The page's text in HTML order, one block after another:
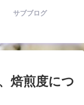
サブブログ
焙煎度につ